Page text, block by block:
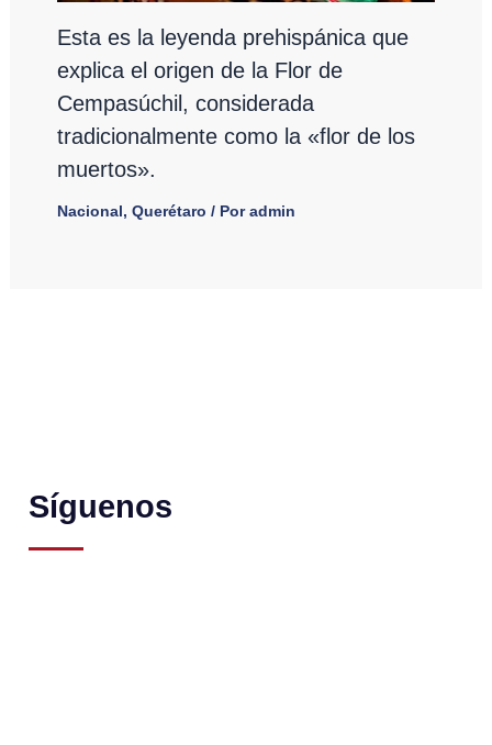
Esta es la leyenda prehispánica que
explica el origen de la Flor de
Cempasúchil, considerada
tradicionalmente como la «flor de los
muertos».
Nacional, Querétaro / Poradmin
Síguenos